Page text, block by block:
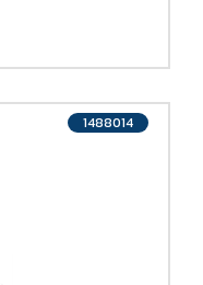
1488014